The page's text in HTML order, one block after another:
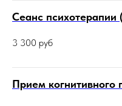
Сеанс
3 300 руб
Прием когнитивного